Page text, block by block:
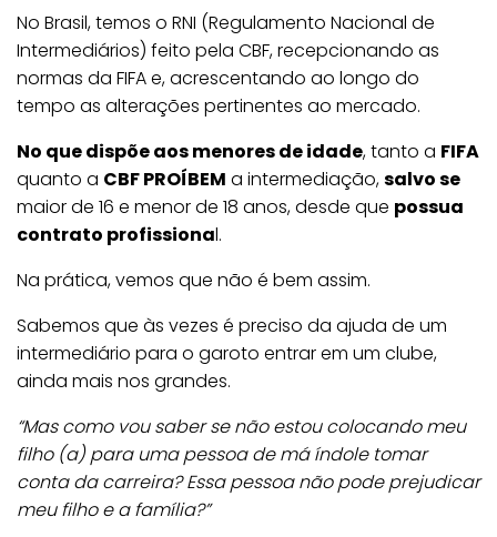
No Brasil, temos o RNI (Regulamento Nacional de
Intermediários) feito pela CBF, recepcionando as
normas da FIFA e, acrescentando ao longo do
tempo as alterações pertinentes ao mercado.
No que dispõe aos menores de idade, tanto a FIFA
quanto a CBF PROÍBEM a intermediação,salvo se
maior de 16 e menor de 18 anos, desde que possua
contrato profissional.
Na prática, vemos que não é bem assim.
Sabemos que às vezes é preciso da ajuda de um
intermediário para o garoto entrar em um clube,
ainda mais nos grandes.
“Mas como vou saber se não estou colocando meu
filho (a) para uma pessoa de má índole tomar
conta da carreira? Essa pessoa não pode prejudicar
meu filho e a família?”